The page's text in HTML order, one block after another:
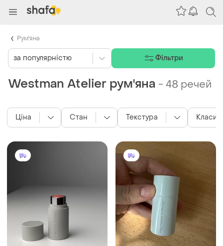
Westman Atelier рум'яна -48 речей
Ціна Стан Текстура
за популярністю Фільтри
Рум'яна